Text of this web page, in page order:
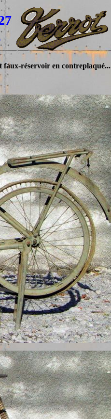
faux-réservoir en contreplaqué...